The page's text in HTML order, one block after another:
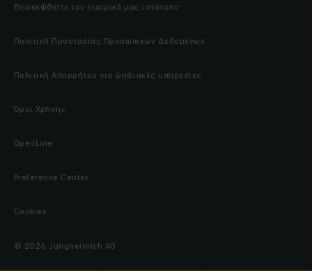
Επισκεφθείτε τον εταιρικό μας ιστότοπο
Πολιτική Προστασίας Προσωπικών Δεδομένων
Πολιτική Απορρήτου για ψηφιακές υπηρεσίες
Όροι Χρήσης
OpenLine
Preference Center
Cookies
© 2026 Jungheinrich AG